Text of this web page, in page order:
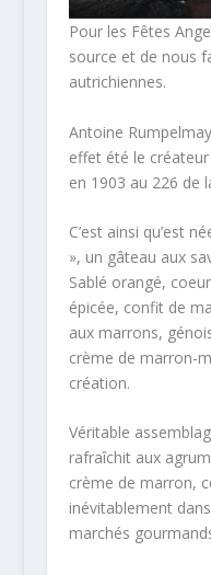
Pour les Fêtes
source et de nous
autrichiennes.
Antoine
effet été le
en 1903 au 226 de
C’est ainsi qu’est
», un gâteau aux
Sablé orangé,
épicée, confit de
aux marrons,
crème de marron-
création.
Véritable
rafraîchit aux
crème de marron,
inévitablement
marchés